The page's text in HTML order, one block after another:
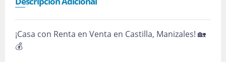
¡Casa con Renta en Venta en Castilla, Manizales! 🏡
💰